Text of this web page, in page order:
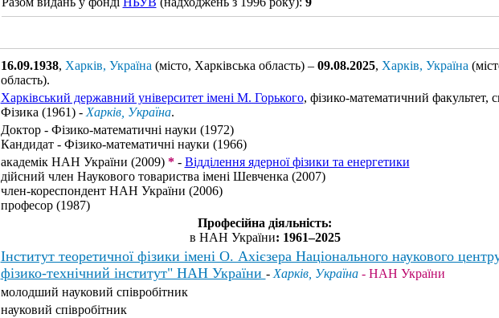
16.09.1938, Харків, Україна (місто, Харківська область) – 09.08.2025, Харків, Україна
область).
Харківський державний університет імені М. Горького, фізико-математичний факультет,
Фізика (1961) -Харків, Україна.
Доктор - Фізико-математичні науки (1972)
Кандидат - Фізико-математичні науки (1966)
академік НАН України (2009)*- Відділення ядерної фізики та енергетики
дійсний член Наукового товариства імені Шевченка (2007)
член-кореспондент НАН України (2006)
професор (1987)
Професійна діяльність:
в НАН України: 1961–2025
Інститут теоретичної фізики імені О. Ахієзера Національного наукового
фізико-технічний інститут" НАН України - Харків, Україна- НАН України
молодший науковий співробітник
науковий співробітник